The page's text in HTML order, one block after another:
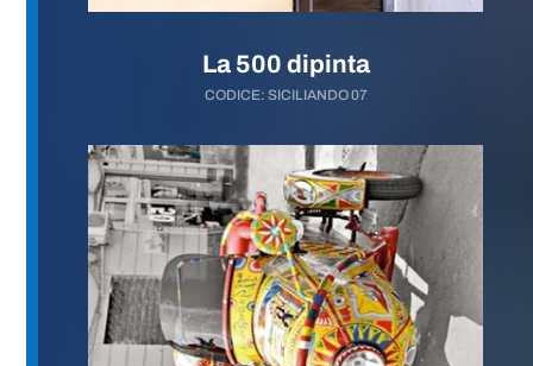
La 500 dipinta
CODICE: SICILIANDO 07